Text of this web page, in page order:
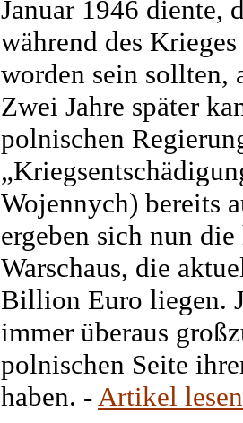
Januar 1946 diente,
während des
worden sein sollten,
Zwei Jahre später
polnischen
Wojennych) bereits
ergeben sich nun
Warschaus, die
Billion Euro liegen.
immer überaus
polnischen Seite
haben. -Artikel